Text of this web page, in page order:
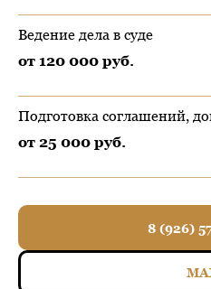
Ведение дела в суде
от 120 000 руб.
Подготовка соглашений,
от 25 000 руб.
8 (926)